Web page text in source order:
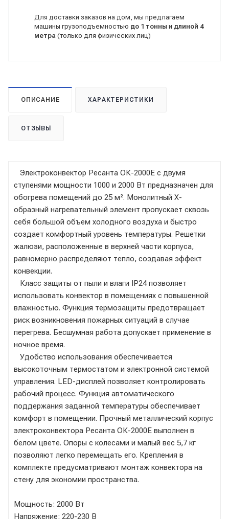
Для доставки заказов на дом, мы предлагаем
машины грузоподъемностью до 1 тонны и длиной 4
метра (только для физических лиц)
ОПИСАНИЕ ХАРАКТЕРИСТИКИ
ОТЗЫВЫ
Электроконвектор Ресанта ОК-2000Е с двумя
ступенями мощности 1000 и 2000 Вт предназначен для
обогрева помещений до 25 м². Монолитный Х-
образный нагревательный элемент пропускает сквозь
себя большой объем холодного воздуха и быстро
создает комфортный уровень температуры. Решетки
жалюзи, расположенные в верхней части корпуса,
равномерно распределяют тепло, создавая эффект
конвекции.
Класс защиты от пыли и влаги IP24 позволяет
использовать конвектор в помещениях с повышенной
влажностью. Функция термозащиты предотвращает
риск возникновения пожарных ситуаций в случае
перегрева. Бесшумная работа допускает применение в
ночное время.
Удобство использования обеспечивается
высокоточным термостатом и электронной системой
управления. LED-дисплей позволяет контролировать
рабочий процесс. Функция автоматического
поддержания заданной температуры обеспечивает
комфорт в помещении. Прочный металлический корпус
электроконвектора Ресанта ОК-2000Е выполнен в
белом цвете. Опоры с колесами и малый вес 5,7 кг
позволяют легко перемещать его. Крепления в
комплекте предусматривают монтаж конвектора на
стену для экономии пространства.
Мощность: 2000 Вт
Напряжение: 220-230 В